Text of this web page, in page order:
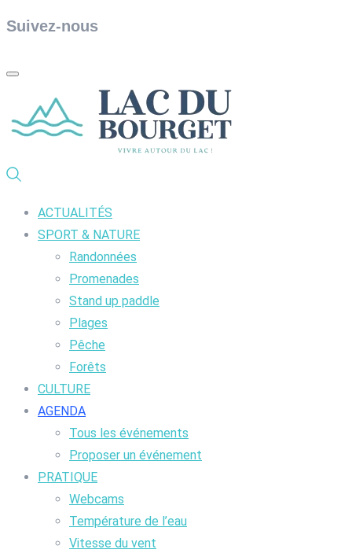
Suivez-nous
ACTUALITÉS
SPORT & NATURE
Randonnées
Promenades
Stand up paddle
Plages
Pêche
Forêts
CULTURE
AGENDA
Tous les événements
Proposer un événement
PRATIQUE
Webcams
Température de l’eau
Vitesse du vent